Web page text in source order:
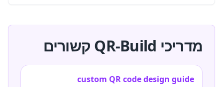
מדריכי QR-Build קשורים
custom QR code design guide